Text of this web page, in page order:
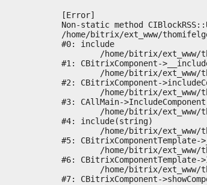
[Error]
Non-static method
/home/bitrix/ext_www/
#0: include
#1: CBitrixComponent-
#2: CBitrixComponent-
#3: CAllMain->IncludeComponent
#4: include(string)
#5: CBitrixComponentTemplate-
#6: CBitrixComponentTemplate-
#7: CBitrixComponent-